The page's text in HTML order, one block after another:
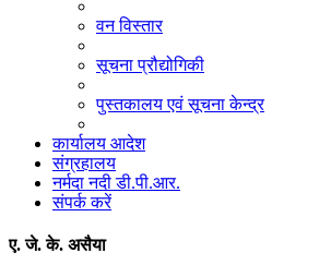
वन विस्तार
सूचना प्रौद्योगिकी
पुस्तकालय एवं सूचना केन्द्र
कार्यालय आदेश
संग्रहालय
नर्मदा नदी डी.पी.आर.
संपर्क करें
ए. जे. के. असैया